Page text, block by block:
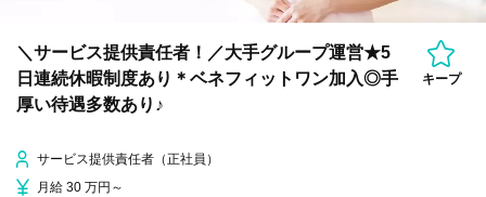
＼サービス提供責任者！／大手グループ運営★5
日連続休暇制度あり＊ベネフィットワン加入◎手
厚い待遇多数あり♪
キープ
サービス提供責任者（正社員）
月給 30 万円～